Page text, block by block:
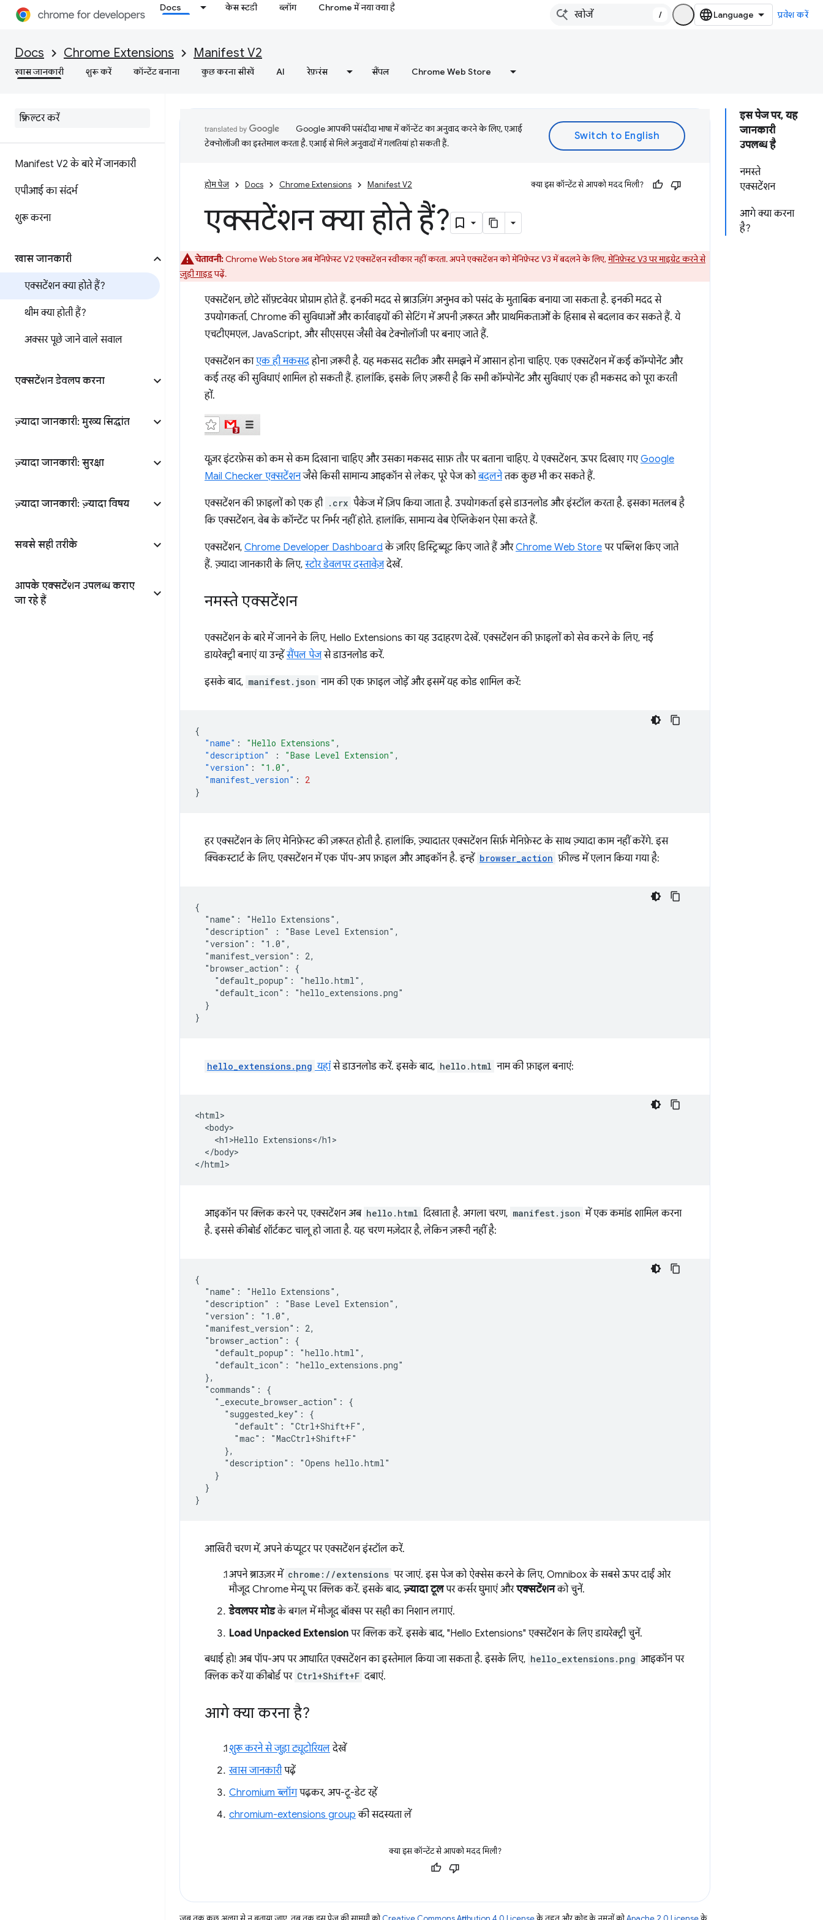
Docs केस स्टडी ब्लॉग Chrome में नया क्या है
/ प्रवेश करें
Docs Chrome Extensions Manifest V2
खास जानकारी शुरू करें कॉन्टेंट बनाना कुछ करना सीखें AI रेफ़रंस सैंपल Chrome Web Store
Manifest V2 के बारे में जानकारी
एपीआई का संदर्भ
शुरू करना
खास जानकारी
एक्सटेंशन क्या होते हैं?
थीम क्या होती हैं?
अक्सर पूछे जाने वाले सवाल
एक्सटेंशन डेवलप करना
ज़्यादा जानकारी: मुख्य सिद्धांत
ज़्यादा जानकारी: सुरक्षा
ज़्यादा जानकारी: ज़्यादा विषय
सबसे सही तरीके
आपके एक्सटेंशन उपलब्ध कराए
जा रहे हैं
इस पेज पर, यह
जानकारी
उपलब्ध है
नमस्ते
एक्सटेंशन
आगे क्या करना
है?
Google आपकी पसंदीदा भाषा में कॉन्टेंट का अनुवाद करने के लिए, एआई
टेक्नोलॉजी का इस्तेमाल करता है. एआई से मिले अनुवादों में गलतियां हो सकती हैं.
होम पेज Docs Chrome Extensions Manifest V2 क्या इस कॉन्टेंट से आपको मदद मिली?
एक्सटेंशन क्या होते हैं?
चेतावनी:Chrome Web Store अब मेनिफ़ेस्ट V2 एक्सटेंशन स्वीकार नहीं करता. अपने एक्सटेंशन को मेनिफ़ेस्ट V3 में बदलने के लिए,मेनिफ़ेस्ट V3 पर माइग्रेट करने से
जुड़ी गाइडपढ़ें.
एक्सटेंशन, छोटे सॉफ़्टवेयर प्रोग्राम होते हैं. इनकी मदद से ब्राउज़िंग अनुभव को पसंद के मुताबिक बनाया जा सकता है. इनकी मदद से
उपयोगकर्ता, Chrome की सुविधाओं और कार्रवाइयों की सेटिंग में अपनी ज़रूरत और प्राथमिकताओं के हिसाब से बदलाव कर सकते हैं. ये
एचटीएमएल, JavaScript, और सीएसएस जैसी वेब टेक्नोलॉजी पर बनाए जाते हैं.
एक्सटेंशन काएक ही मकसदहोना ज़रूरी है. यह मकसद सटीक और समझने में आसान होना चाहिए. एक एक्सटेंशन में कई कॉम्पोनेंट और
कई तरह की सुविधाएं शामिल हो सकती हैं. हालांकि, इसके लिए ज़रूरी है कि सभी कॉम्पोनेंट और सुविधाएं एक ही मकसद को पूरा करती
हों.
यूज़र इंटरफ़ेस को कम से कम दिखाना चाहिए और उसका मकसद साफ़ तौर पर बताना चाहिए. ये एक्सटेंशन, ऊपर दिखाए गएGoogle
Mail Checker एक्सटेंशनजैसे किसी सामान्य आइकॉन से लेकर, पूरे पेज कोबदलनेतक कुछ भी कर सकते हैं.
एक्सटेंशन की फ़ाइलों को एक ही .crx पैकेज में ज़िप किया जाता है. उपयोगकर्ता इसे डाउनलोड और इंस्टॉल करता है. इसका मतलब है
कि एक्सटेंशन, वेब के कॉन्टेंट पर निर्भर नहीं होते. हालांकि, सामान्य वेब ऐप्लिकेशन ऐसा करते हैं.
एक्सटेंशन, Chrome Developer Dashboard के ज़रिए डिस्ट्रिब्यूट किए जाते हैं औरChrome Web Store पर पब्लिश किए जाते
हैं. ज़्यादा जानकारी के लिए, स्टोर डेवलपर दस्तावेज़देखें.
नमस्ते एक्सटेंशन
एक्सटेंशन के बारे में जानने के लिए, Hello Extensions का यह उदाहरण देखें. एक्सटेंशन की फ़ाइलों को सेव करने के लिए, नई
डायरेक्ट्री बनाएं या उन्हेंसैंपल पेजसे डाउनलोड करें.
इसके बाद, manifest.json नाम की एक फ़ाइल जोड़ें और इसमें यह कोड शामिल करें:
{
"name" : "Hello Extensions" ,
"description"
: "Base Level Extension" ,
"version" : "1.0" ,
"manifest_version" :
2
}
हर एक्सटेंशन के लिए मेनिफ़ेस्ट की ज़रूरत होती है. हालांकि, ज़्यादातर एक्सटेंशन सिर्फ़ मेनिफ़ेस्ट के साथ ज़्यादा काम नहीं करेंगे. इस
क्विकस्टार्ट के लिए, एक्सटेंशन में एक पॉप-अप फ़ाइल और आइकॉन है. इन्हें browser_action फ़ील्ड में एलान किया गया है:
{
  "name": "Hello Extensions",
  "description" : "Base Level Extension",
  "version": "1.0",
  "manifest_version": 2,
  "browser_action": {
    "default_popup": "hello.html",
    "default_icon": "hello_extensions.png"
  }
hello_extensions.png यहांसे डाउनलोड करें. इसके बाद, hello.html नाम की फ़ाइल बनाएं:
<html>
  <body>
    <h1>Hello Extensions</h1>
  </body>
आइकॉन पर क्लिक करने पर, एक्सटेंशन अब hello.html दिखाता है. अगला चरण, manifest.json में एक कमांड शामिल करना
है. इससे कीबोर्ड शॉर्टकट चालू हो जाता है. यह चरण मज़ेदार है, लेकिन ज़रूरी नहीं है:
{
  "name": "Hello Extensions",
  "description" : "Base Level Extension",
  "version": "1.0",
  "manifest_version": 2,
  "browser_action": {
    "default_popup": "hello.html",
    "default_icon": "hello_extensions.png"
  },
  "commands": {
    "_execute_browser_action": {
      "suggested_key": {
        "default": "Ctrl+Shift+F",
        "mac": "MacCtrl+Shift+F"
      },
      "description": "Opens hello.html"
    }
  }
आखिरी चरण में, अपने कंप्यूटर पर एक्सटेंशन इंस्टॉल करें.
अपने ब्राउज़र में chrome://extensions पर जाएं. इस पेज को ऐक्सेस करने के लिए, Omnibox के सबसे ऊपर दाईं ओर
मौजूद Chrome मेन्यू पर क्लिक करें. इसके बाद, ज़्यादा टूलपर कर्सर घुमाएं औरएक्सटेंशनको चुनें.
डेवलपर मोडके बगल में मौजूद बॉक्स पर सही का निशान लगाएं.
Load Unpacked Extension पर क्लिक करें. इसके बाद, "Hello Extensions" एक्सटेंशन के लिए डायरेक्ट्री चुनें.
बधाई हो! अब पॉप-अप पर आधारित एक्सटेंशन का इस्तेमाल किया जा सकता है. इसके लिए, hello_extensions.png आइकॉन पर
क्लिक करें या कीबोर्ड पर Ctrl+Shift+F दबाएं.
आगे क्या करना है?
शुरू करने से जुड़ा ट्यूटोरियलदेखें
खास जानकारीपढ़ें
Chromium ब्लॉगपढ़कर, अप-टू-डेट रहें
chromium-extensions group की सदस्यता लें
क्या इस कॉन्टेंट से आपको मदद मिली?